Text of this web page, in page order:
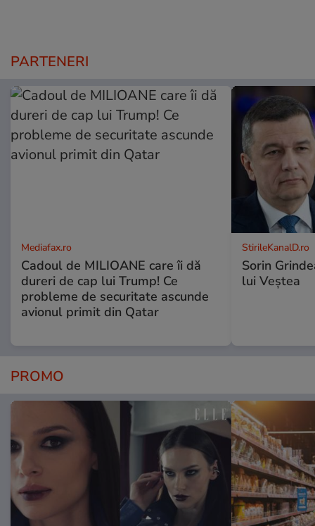
PARTENERI
Mediafax.ro
Cadoul de MILIOANE care îi dă
dureri de cap lui Trump! Ce
probleme de securitate ascunde
avionul primit din Qatar
StirileKanalD.ro
Sorin
lui Veștea
PROMO